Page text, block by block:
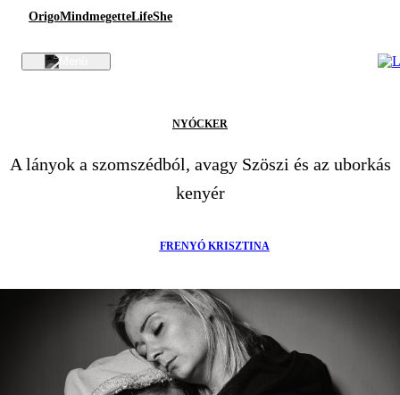
OrigoMindmegetteLifeShe
NYÓCKER
A lányok a szomszédból, avagy Szöszi és az uborkás
kenyér
FRENYÓ KRISZTINA